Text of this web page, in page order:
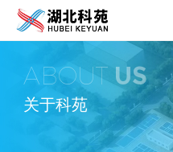
ABOUT US
关于科苑